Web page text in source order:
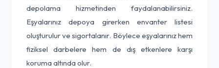
depolama hizmetinden faydalanabilirsiniz.
Eşyalarınız depoya girerken envanter listesi
oluşturulur ve sigortalanır. Böylece eşyalarınız hem
fiziksel darbelere hem de dış etkenlere karşı
koruma altında olur.